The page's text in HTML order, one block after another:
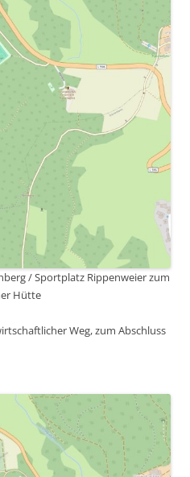
/ Sportplatz Rippenweier zum
Hütte
Weg, zum Abschluss